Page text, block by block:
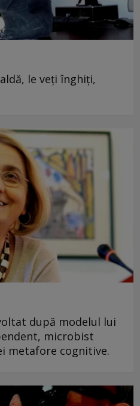
le veţi înghiţi,
după modelul lui
microbist
metafore cognitive.